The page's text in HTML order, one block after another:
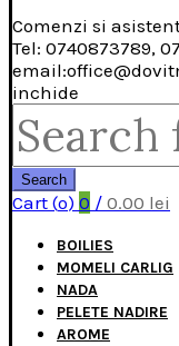
Comenzi si
Tel: 0740873789,
inchide
Search
for:
Search
Cart (o) 0 / 0.00 lei
BOILIES
MOMELI CARLIG
NADA
PELETE NADIRE
AROME